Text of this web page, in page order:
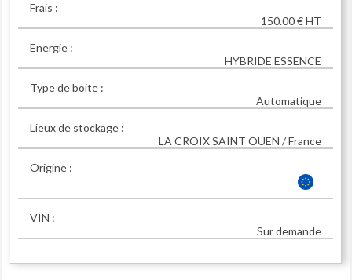
Frais :
150.00 € HT
Energie :
HYBRIDE ESSENCE
Type de boite :
Automatique
Lieux de stockage :
LA CROIX SAINT OUEN / France
Origine :
VIN :
Sur demande